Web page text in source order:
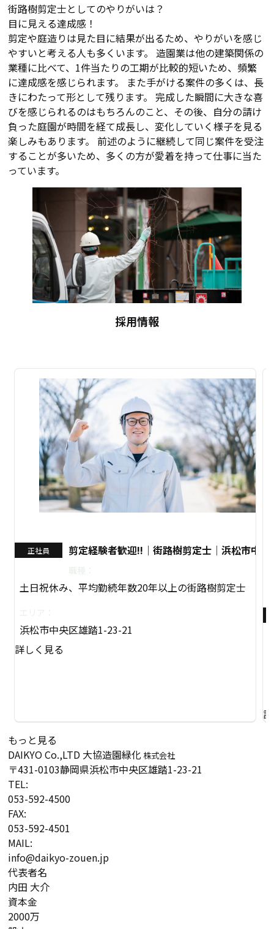
街路樹剪定士としてのやりがいは？
目に見える達成感！
剪定や庭造りは見た目に結果が出るため、やりがいを感じ
やすいと考える人も多くいます。 造園業は他の建築関係の
業種に比べて、1件当たりの工期が比較的短いため、頻繁
に達成感を感じられます。 また手がける案件の多くは、長
きにわたって形として残ります。 完成した瞬間に大きな喜
びを感じられるのはもちろんのこと、その後、自分の請け
負った庭園が時間を経て成長し、変化していく様子を見る
楽しみもあります。 前述のように継続して同じ案件を受注
することが多いため、多くの方が愛着を持って仕事に当た
っています。
採用情報
正社員 剪定経験者歓迎!!｜街路樹剪定士｜浜松市中央
土日祝休み、平均勤続年数20年以上の街路樹剪定士
浜松市中央区雄踏1-23-21
詳しく見る
もっと見る
DAIKYO Co.,LTD 大協造園緑化 株式会社
〒431-0103静岡県浜松市中央区雄踏1-23-21
TEL:
053-592-4500
FAX:
053-592-4501
MAIL:
info@daikyo-zouen.jp
代表者名
内田 大介
資本金
2000万